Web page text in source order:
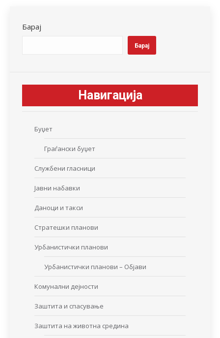
Барај
Барај
Навигација
Буџет
Граѓански буџет
Службени гласници
Јавни набавки
Даноци и такси
Стратешки планови
Урбанистички планови
Урбанистички планови – Објави
Комунални дејности
Заштита и спасување
Заштита на животна средина